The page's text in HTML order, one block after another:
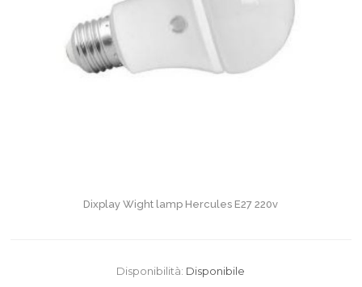
Dixplay Wight lamp Hercules E27 220v
Disponibilità: Disponibile